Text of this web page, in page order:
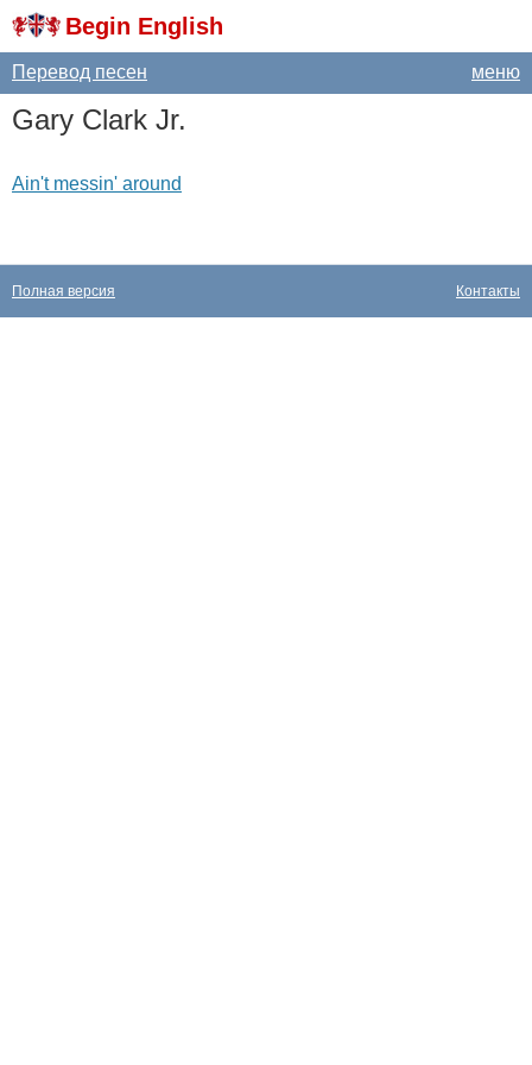
Begin English
меню
Перевод песен
Gary Clark Jr.
Ain't messin' around
Контакты
Полная версия